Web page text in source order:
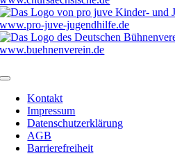
Kontakt
Impressum
Datenschutzerklärung
AGB
Barrierefreiheit